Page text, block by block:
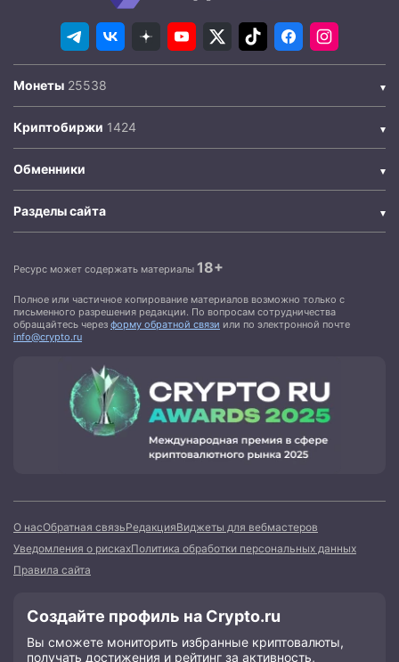
Монеты
Криптобиржи
Обменники
Разделы сайта
Ресурс может содержать материалы 18+
Полное или частичное копирование материалов возможно только с
письменного разрешения редакции. По вопросам сотрудничества
обращайтесь через форму обратной связи или по электронной почте
info@crypto.ru
О насОбратная связьРедакцияВиджеты для вебмастеров
Уведомления о рискахПолитика обработки персональных данных
Правила сайта
Создайте профиль на Crypto.ru
Вы сможете мониторить избранные криптовалюты,
получать достижения и рейтинг за активность,